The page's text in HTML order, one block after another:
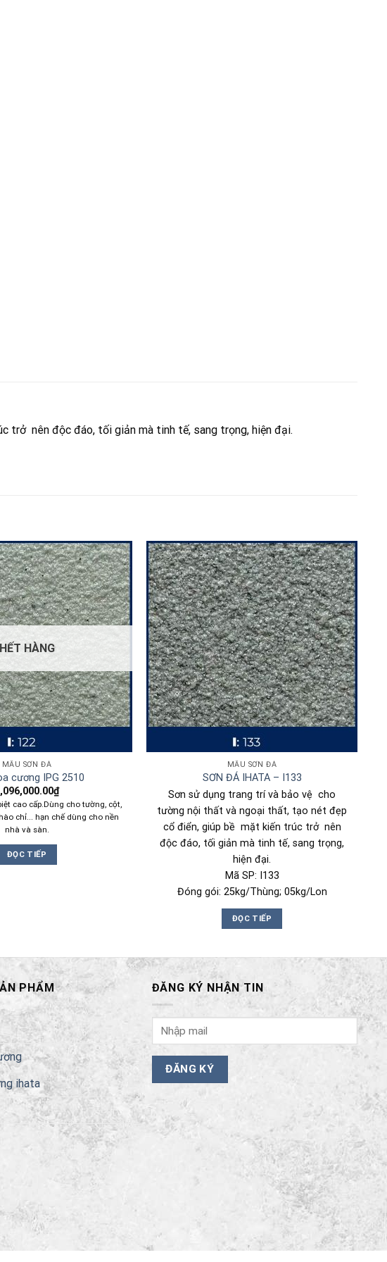
nên độc đáo, tối giản mà tinh tế, sang trọng, hiện đại.
HẾT HÀNG
MẪU SƠN ĐÁ
cương IPG 2510
₫
cao cấp.Dùng cho tường, cột,
chỉ... hạn chế dùng cho nền
nhà và sàn.
ĐỌC TIẾP
MẪU SƠN ĐÁ
SƠN ĐÁ IHATA – I133
Sơn sử dụng trang trí và bảo vệ cho
tường nội thất và ngoại thất, tạo nét đẹp
cổ điển, giúp bề mặt kiến trúc trở nên
độc đáo, tối giản mà tinh tế, sang trọng,
hiện đại.
Mã SP: I133
Đóng gói: 25kg/Thùng; 05kg/Lon
ĐỌC TIẾP
PHẨM
ihata
ĐĂNG KÝ NHẬN TIN